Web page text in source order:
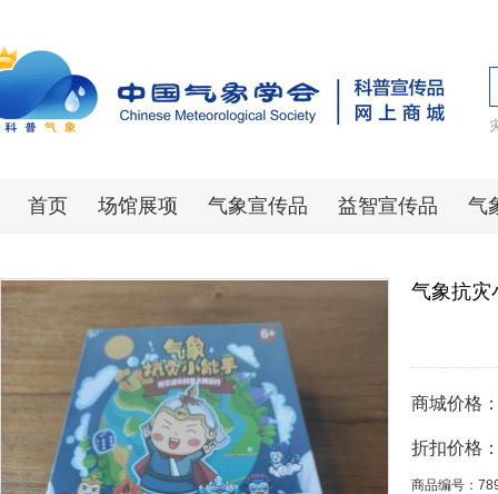
首页 场馆展项 气象宣传品 益智宣传品 气
气象抗灾
商城价格
折扣价格
商品编号：